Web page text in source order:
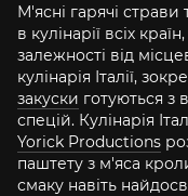
М'ясні гарячі страви
в кулінарії всіх
залежності від
кулінарія Італії,
закуски готуються з
спецій. Кулінарія
Yorick Productions
паштету з м'яса
смаку навіть